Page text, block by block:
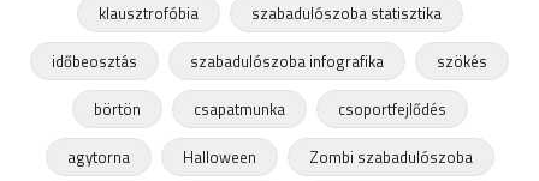
klausztrofóbia
szabadulószoba statisztika
időbeosztás
szabadulószoba infografika
szökés
börtön
csapatmunka
csoportfejlődés
agytorna
Halloween
Zombi szabadulószoba